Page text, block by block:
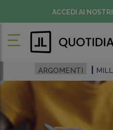
ACCEDI AI
ARGOMENTI